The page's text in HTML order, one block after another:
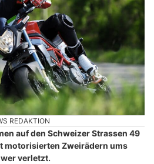
REDAKTION
auf den Schweizer Strassen 49
motorisierten Zweirädern ums
verletzt.